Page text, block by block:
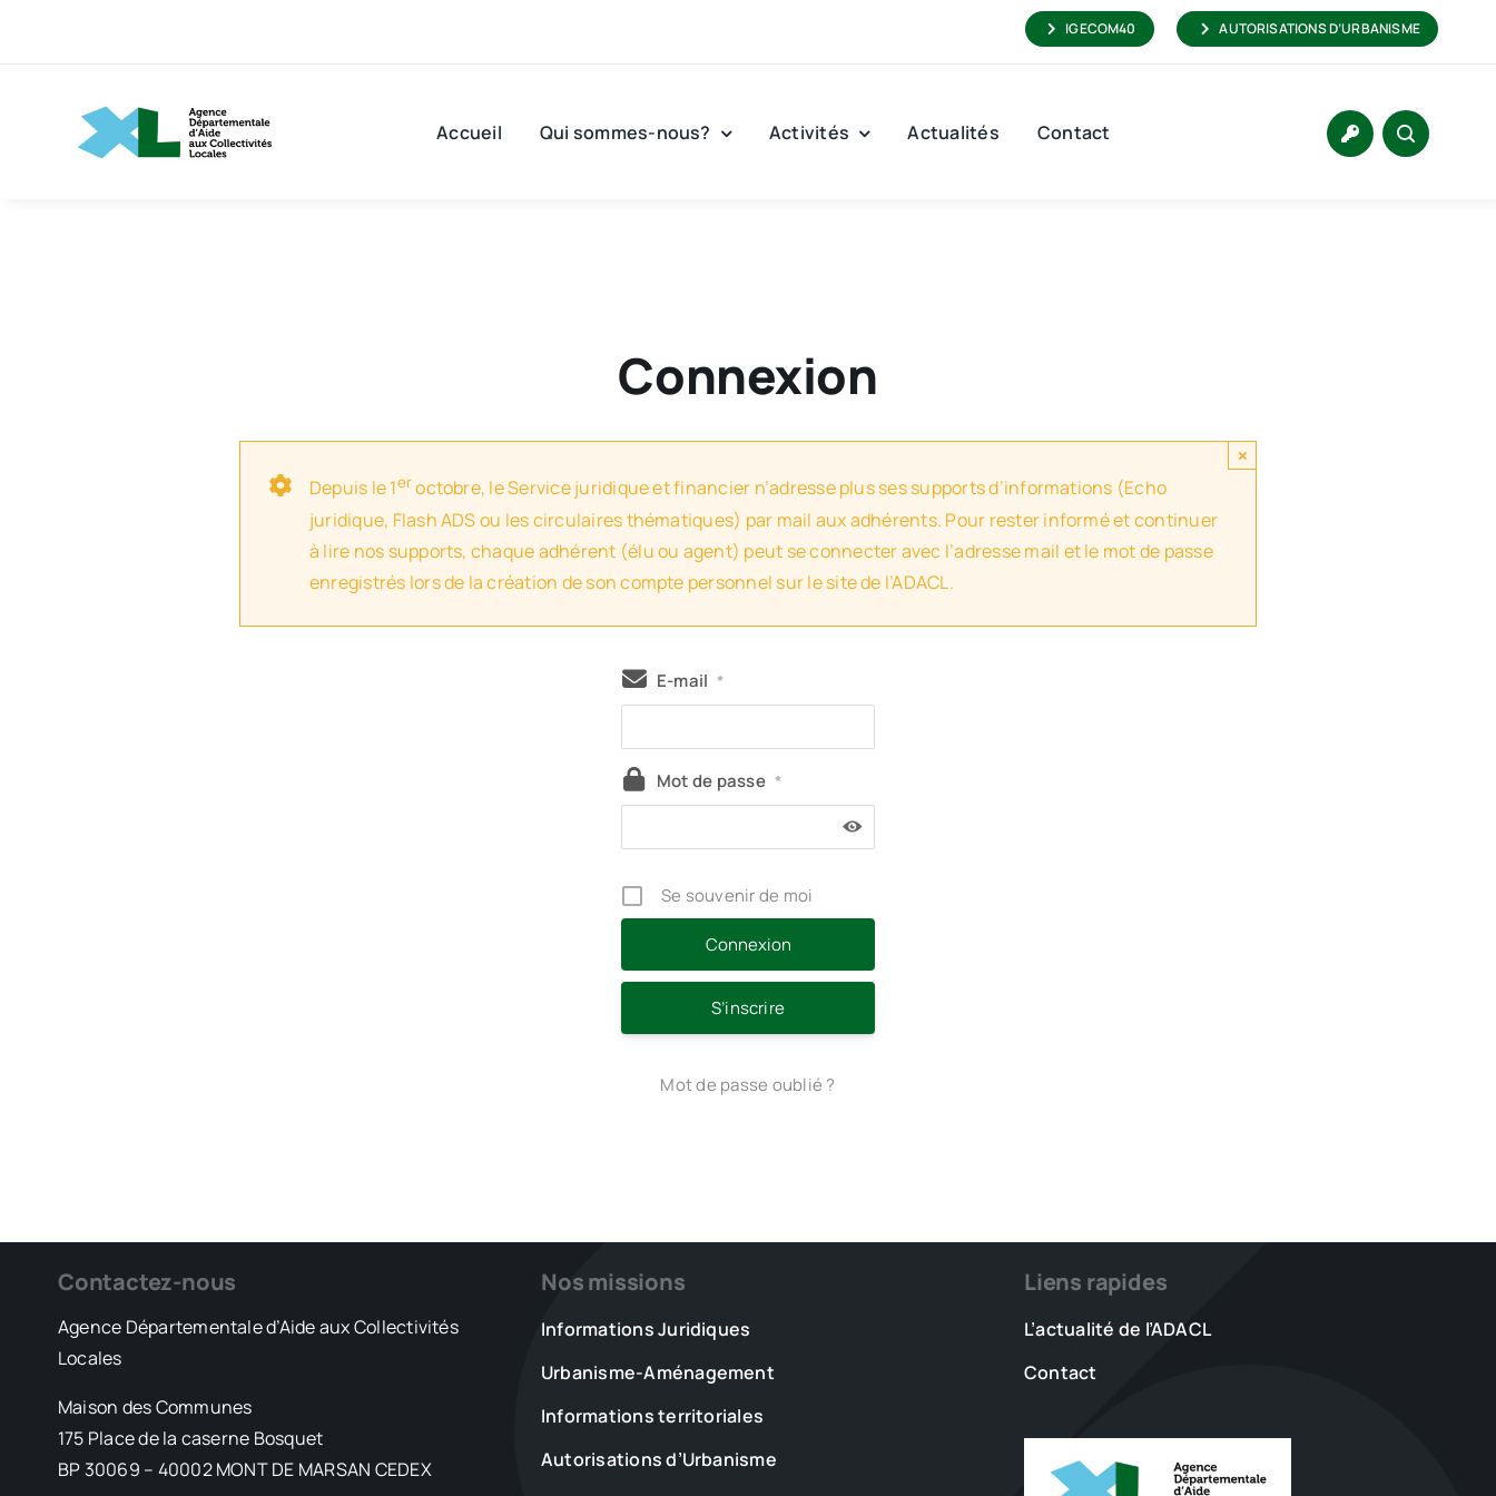
IGECOM40 AUTORISATIONS D’URBANISME
Accueil Qui sommes-nous? Activités Actualités Contact
Connexion
Depuis le 1eroctobre, le Service juridique et financier n’adresse plus ses supports d’informations (Echo
juridique, Flash ADS ou les circulaires thématiques) par mail aux adhérents. Pour rester informé et continuer
à lire nos supports, chaque adhérent (élu ou agent) peut se connecter avec l’adresse mail et le mot de passe
enregistrés lors de la création de son compte personnel sur le site de l’ADACL.
×
E-mail *
Mot de passe *
Se souvenir de moi
S’inscrire
Mot de passe oublié ?
Contactez-nous
Agence Départementale d’Aide aux Collectivités
Locales
Maison des Communes
175 Place de la caserne Bosquet
BP 30069 – 40002 MONT DE MARSAN CEDEX
Nos missions
Informations Juridiques
Urbanisme-Aménagement
Informations territoriales
Autorisations d’Urbanisme
Liens rapides
L’actualité de l’ADACL
Contact